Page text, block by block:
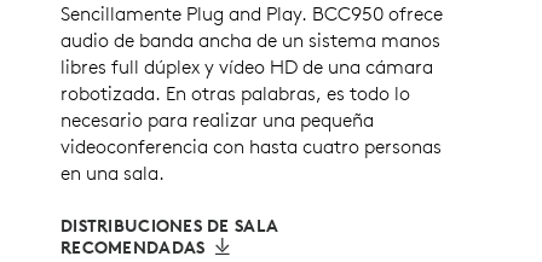
Sencillamente Plug and Play. BCC950 ofrece
audio de banda ancha de un sistema manos
libres full dúplex y vídeo HD de una cámara
robotizada. En otras palabras, es todo lo
necesario para realizar una pequeña
videoconferencia con hasta cuatro personas
en una sala.
DISTRIBUCIONES DE SALA
RECOMENDADAS